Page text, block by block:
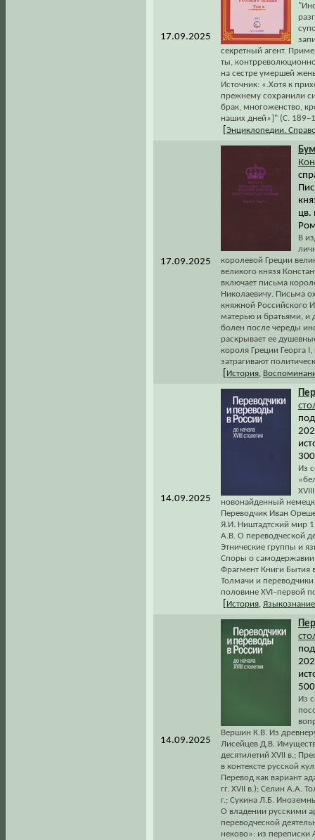
17.09.2025
секретный агент.
ты,
на сестре умершей
Источник: «.Хотя к
прежнему сохранили
брак, многоженство,
наших дней»]" (С.
Энциклопедии.
17.09.2025
цв.
В
королевой Греции
великого князя
включает письма
Николаевичу. Письма
княжной Российского
матерью и братьями, и
болен после череды
раскрывает ее
короля Греции Георга
затрагивают
История,
14.09.2025
Из
новонайденный
Переводчик Иван
Я.И. Ништадтский мир
А.В. О переводческой
Этнические группы и
Споры о самодержавии
Фрагмент Книги Бытия
Толмачи и
половине XVI–первой
История, Языкознание
14.09.2025
Из
Вершин К.В. Из
Лисейцев Д.В.
десятилетий XVII в.;
в контексте русской
Перевод как вариант
гг. XVII в.); Селин А.А.
г.; Сукина Л.Б.
О владении русскими
переводческой
неково»: из переписки